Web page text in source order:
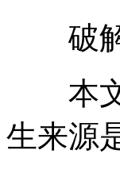
破解
本文
生来源